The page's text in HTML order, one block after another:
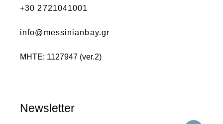
+30 2721041001
info@messinianbay.gr
ΜΗΤΕ: 1127947 (ver.2)
Newsletter